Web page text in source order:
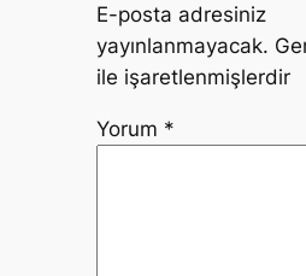
E-posta adresiniz
yayınlanmayacak.
ile işaretlenmişlerdir
Yorum *